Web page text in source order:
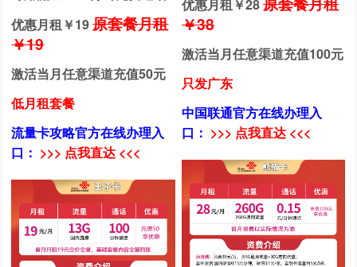
优惠月租￥19原套餐月租
￥19
激活当月任意渠道充值50元
低月租套餐
流量卡攻略官方在线办理入
口： >>> 点我直达 <<<
优惠月租￥28
￥38
激活当月任意渠道充值100元
只发广东
中国联通官方在线办理入
口： >>> 点我直达 <<<